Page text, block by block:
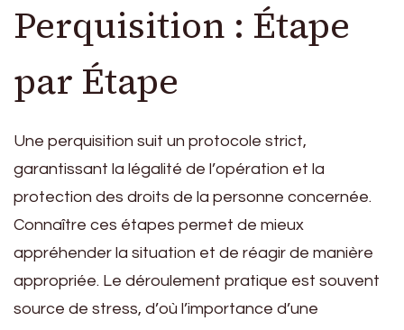
Perquisition : Étape
par Étape
Une perquisition suit un protocole strict,
garantissant la légalité de l’opération et la
protection des droits de la personne concernée.
Connaître ces étapes permet de mieux
appréhender la situation et de réagir de manière
appropriée. Le déroulement pratique est souvent
source de stress, d’où l’importance d’une